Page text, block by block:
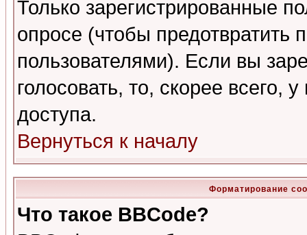
Только зарегистрированные
опросе (чтобы предотвратить
пользователями). Если вы
голосовать, то, скорее всего,
доступа.
Вернуться к началу
Форматирование
Что такое BBCode?